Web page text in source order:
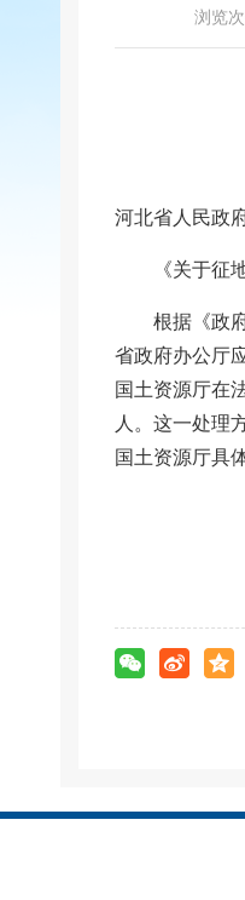
浏览次
河北省人民政
《关于征
根据《政
省政府办公厅
国土资源厅在
人。这一处理
国土资源厅具